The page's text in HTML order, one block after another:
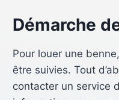
Démarche
Pour louer une
être suivies. Tout
contacter un service